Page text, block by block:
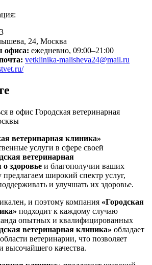
24, Москва
офиса: ежедневно, 09:00–21:00
vetklinika-malisheva24@mail.ru
в офис Городская ветеринарная
ветеринарная клиника»
услуги в сфере своей
ветеринарная
о здоровье и благополучии ваших
широкий спектр услуг,
и улучшать их здоровье.
и поэтому компания «Городская
подходит к каждому случаю
опытных и квалифицированных
ветеринарная клиника» обладает
ветеринарии, что позволяет
высочайшего качества.